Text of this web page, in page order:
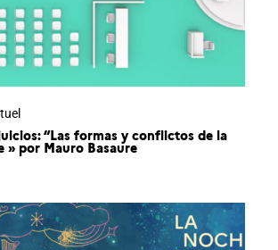
“Las formas y conflictos de la
» por Mauro Basaure